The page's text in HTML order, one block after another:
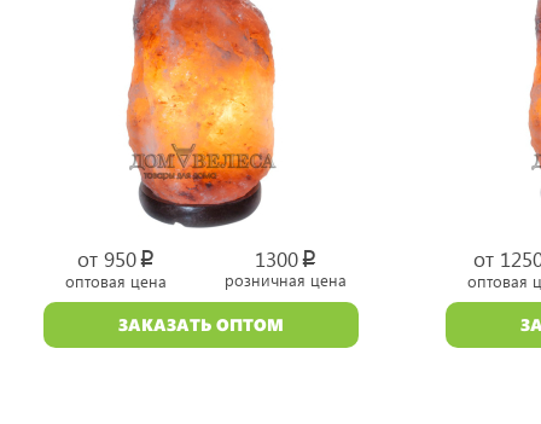
от 950 p
уб.
оптовая цена
1300 p
уб.
розничная цена
ЗАКАЗАТЬ ОПТОМ
от
оптовая